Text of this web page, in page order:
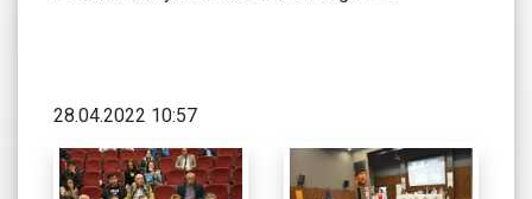
28.04.2022 10:57